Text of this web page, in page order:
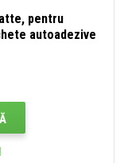
pentru
autoadezive